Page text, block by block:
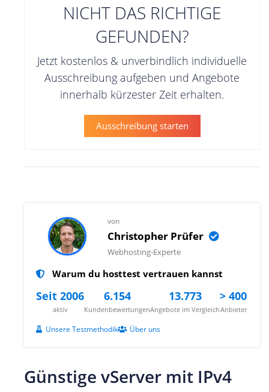
NICHT DAS RICHTIGE
GEFUNDEN?
Jetzt kostenlos & unverbindlich individuelle
Ausschreibung aufgeben und Angebote
innerhalb kürzester Zeit erhalten.
Ausschreibung starten
von
Christopher Prüfer
Webhosting-Experte
Warum du hosttest vertrauen kannst
Seit 2006
aktiv
6.154
Kundenbewertungen
13.773
Angebote im Vergleich
> 400
Anbieter
Unsere Testmethodik Über uns
Günstige vServer mit IPv4